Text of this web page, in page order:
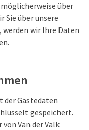
über
Sie über unsere
wir Ihre Daten
der Gästedaten
gespeichert.
Van der Valk